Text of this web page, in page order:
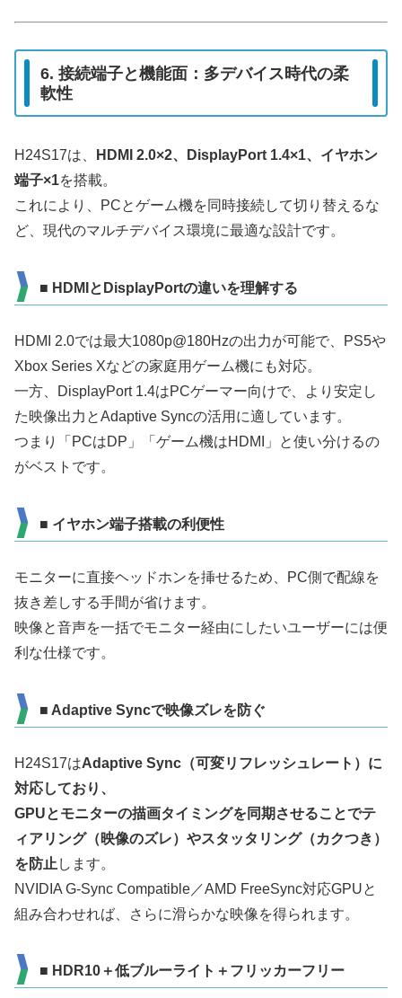
6. 接続端子と機能面：多デバイス時代の柔
軟性
H24S17は、
HDMI 2.0×2、DisplayPort 1.4×1、イヤホン
端子×1を搭載。
これにより、PCとゲーム機を同時接続して切り替えるな
ど、現代のマルチデバイス環境に最適な設計です。
■ HDMIとDisplayPortの違いを理解する
HDMI 2.0では最大1080p@180Hzの出力が可能で、PS5や
Xbox Series Xなどの家庭用ゲーム機にも対応。
一方、DisplayPort 1.4はPCゲーマー向けで、より安定し
た映像出力とAdaptive Syncの活用に適しています。
つまり「PCはDP」「ゲーム機はHDMI」と使い分けるの
がベストです。
■ イヤホン端子搭載の利便性
モニターに直接ヘッドホンを挿せるため、PC側で配線を
抜き差しする手間が省けます。
映像と音声を一括でモニター経由にしたいユーザーには便
利な仕様です。
■ Adaptive Syncで映像ズレを防ぐ
H24S17はAdaptive Sync（可変リフレッシュレート）に
対応しており、
GPUとモニターの描画タイミングを同期させることでテ
ィアリング（映像のズレ）やスタッタリング（カクつき）
を防止 します。
NVIDIA G-Sync Compatible／AMD FreeSync対応GPUと
組み合わせれば、さらに滑らかな映像を得られます。
■ HDR10＋低ブルーライト＋フリッカーフリー